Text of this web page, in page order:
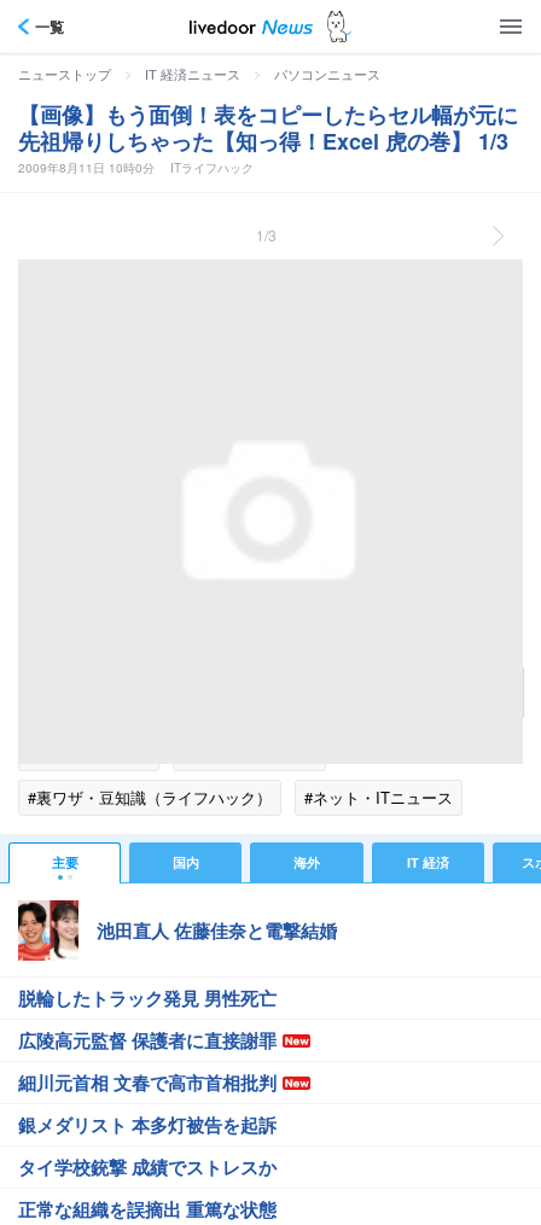
一覧
ニューストップ > IT 経済ニュース > パソコンニュース
【画像】もう面倒！表をコピーしたらセル幅が元に
先祖帰りしちゃった【知っ得！Excel 虎の巻】 1/3
2009年8月11日 10時0分 ITライフハック
1/3
#裏ワザ・豆知識（ライフハック）
#ネット・ITニュース
主要 国内 海外 IT 経済 ス
池田直人 佐藤佳奈と電撃結婚
脱輪したトラック発見 男性死亡
広陵高元監督 保護者に直接謝罪
細川元首相 文春で高市首相批判
銀メダリスト 本多灯被告を起訴
タイ学校銃撃 成績でストレスか
正常な組織を誤摘出 重篤な状態